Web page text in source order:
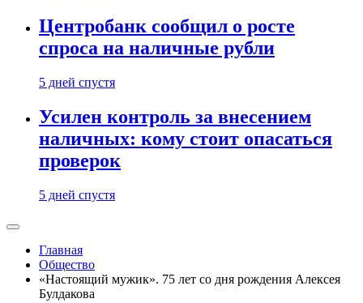
Центробанк сообщил о росте
спроса на наличные рубли
5 дней спустя
Усилен контроль за внесением
наличных: кому стоит опасаться
проверок
5 дней спустя
Главная
Общество
«Настоящий мужик». 75 лет со дня рождения Алексея
Булдакова